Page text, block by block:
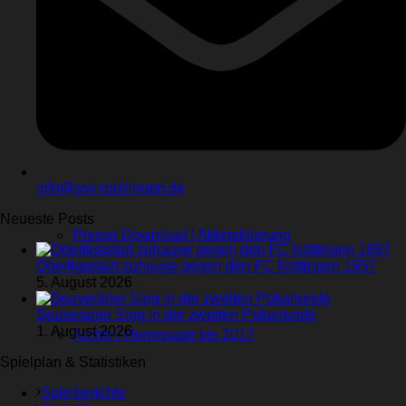
Presse Download | Akkreditierung
Archiv | Homepage bis 2017
info@ssv-reutlingen.de
Neueste Posts
Oberligastart zuhause gegen den FC Nöttingen 1957
5. August 2026
Souveräner Sieg in der zweiten Pokalrunde
1. August 2026
Spielplan & Statistiken
Spielberichte